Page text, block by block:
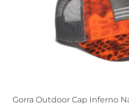
Gorra Outdoor Cap Inferno